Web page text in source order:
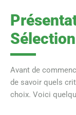
Sélection
Avant de
de savoir quels
choix. Voici